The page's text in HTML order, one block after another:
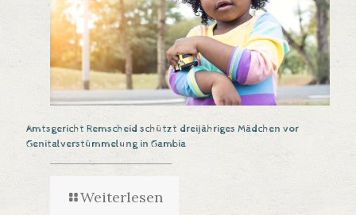
Amtsgericht Remscheid schützt dreijähriges Mädchen vor
Genitalverstümmelung in Gambia
Weiterlesen